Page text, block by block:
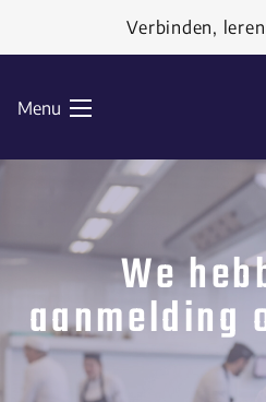
Ga naar de inhoudVerbinden,
Menu
We
aanmelding